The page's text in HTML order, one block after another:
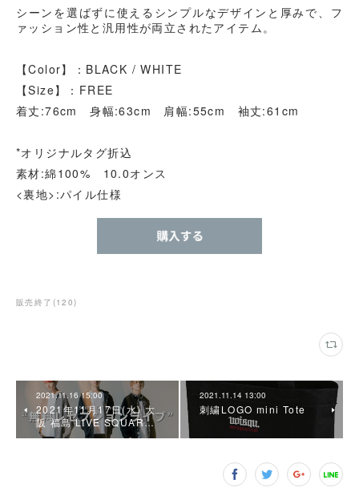
シーンを選ばずに使えるシンプルなデザインと厚みで、フ
ァッション性と汎用性が両立されたアイテム。
【Color】：BLACK / WHITE
【Size】：FREE
着丈:76cm 身幅:63cm 肩幅:55cm 袖丈:61cm
*オリジナルタグ折込
素材:綿100% 10.0オンス
<裏地>:パイル仕様
販売終了 (120)
2021.11.16 15:00
2021年11月17日(水) 大
阪 福島 LIVE SQUAR…
2021.11.14 13:00
刺繍LOGO mini Tote